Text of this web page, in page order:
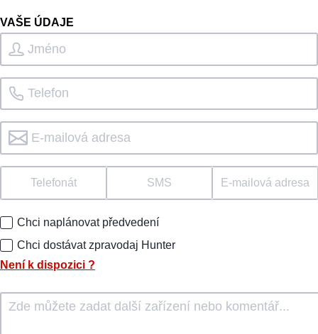
VAŠE ÚDAJE
Telefonát SMS E-mailová adresa
Chci naplánovat předvedení
Chci dostávat zpravodaj Hunter
Není k dispozici ?